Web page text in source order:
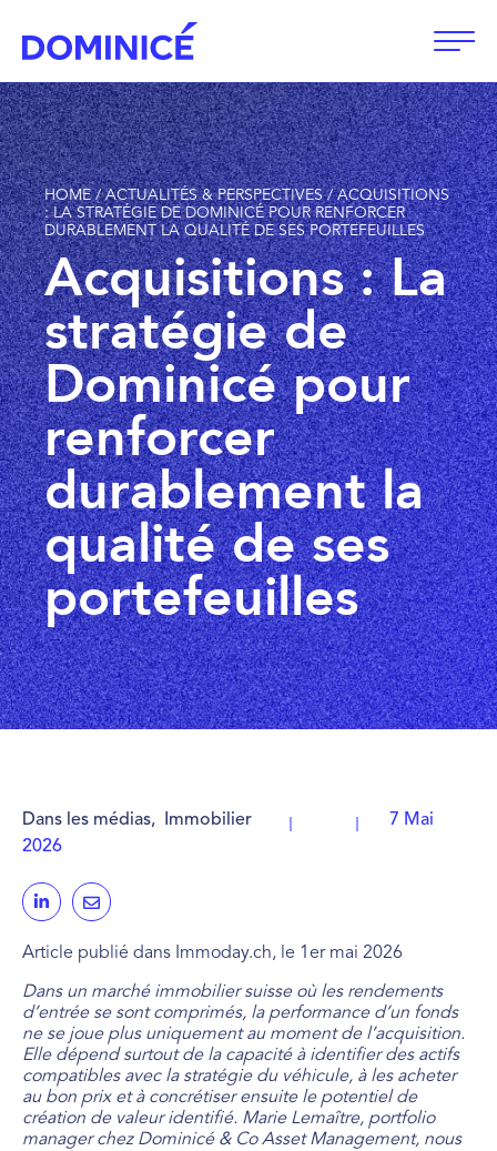
HOME/ACTUALITÉS & PERSPECTIVES/ACQUISITIONS
: LA STRATÉGIE DE DOMINICÉ POUR RENFORCER
DURABLEMENT LA QUALITÉ DE SES PORTEFEUILLES
Acquisitions : La
stratégie de
Dominicé pour
renforcer
durablement la
qualité de ses
portefeuilles
Dans les médias, Immobilier
7 Mai
2026
Article publié dans Immoday.ch, le 1er mai 2026
Dans un marché immobilier suisse où les rendements
d’entrée se sont comprimés, la performance d’un fonds
ne se joue plus uniquement au moment de l’acquisition.
Elle dépend surtout de la capacité à identifier des actifs
compatibles avec la stratégie du véhicule, à les acheter
au bon prix et à concrétiser ensuite le potentiel de
création de valeur identifié. Marie Lemaître, portfolio
manager chez Dominicé & Co Asset Management, nous